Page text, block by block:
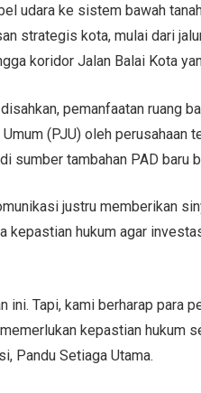
udara ke sistem bawah
strategis kota, mulai dari
koridor Jalan Balai Kota
pemanfaatan ruang
(PJU) oleh perusahaan
sumber tambahan PAD baru
justru memberikan
kepastian hukum agar
ini. Tapi, kami berharap para
kepastian hukum
Pandu Setiaga Utama.